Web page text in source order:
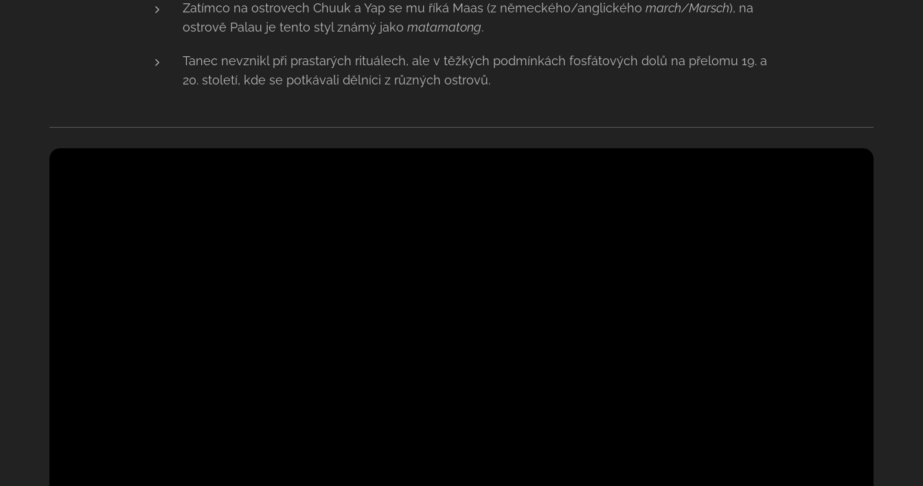
Zatímco na ostrovech Chuuk a Yap se mu říká Maas (z německého/anglického march/Marsch), na
ostrově Palau je tento styl známý jako matamatong.
Tanec nevznikl při prastarých rituálech, ale v těžkých podmínkách fosfátových dolů na přelomu 19. a
20. století, kde se potkávali dělníci z různých ostrovů.